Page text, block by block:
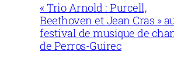
« Trio Arnold : Purcell,
Beethoven et Jean Cras »
festival de musique de
de Perros-Guirec